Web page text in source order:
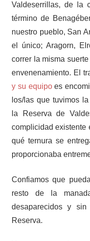
Valdeserrillas, de la
término de
nuestro pueblo, San
el único; Aragorn,
correr la misma
envenenamiento. El
y su equipoes
los/las que tuvimos
la Reserva de
complicidad existente
qué ternura se
proporcionaba
Confiamos que
resto de la
desaparecidos y
Reserva.